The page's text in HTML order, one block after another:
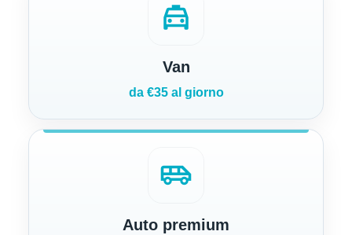
local_taxi
Van
da €35 al giorno
airport_shuttle
Auto premium